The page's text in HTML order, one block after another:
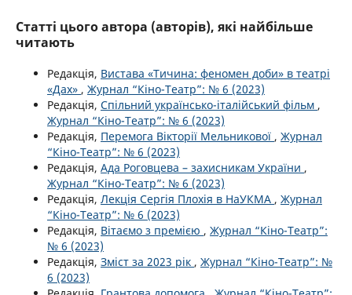
Статті цього автора (авторів), які найбільше
читають
Редакція, Вистава «Тичина: феномен доби» в театрі
«Дах» , Журнал “Кіно-Театр”: № 6 (2023)
Редакція, Спільний українсько-італійський фільм ,
Журнал “Кіно-Театр”: № 6 (2023)
Редакція, Перемога Вікторії Мельникової , Журнал
“Кіно-Театр”: № 6 (2023)
Редакція, Ада Роговцева – захисникам України ,
Журнал “Кіно-Театр”: № 6 (2023)
Редакція, Лекція Сергія Плохія в НаУКМА , Журнал
“Кіно-Театр”: № 6 (2023)
Редакція, Вітаємо з премією , Журнал “Кіно-Театр”:
№ 6 (2023)
Редакція, Зміст за 2023 рік , Журнал “Кіно-Театр”: №
6 (2023)